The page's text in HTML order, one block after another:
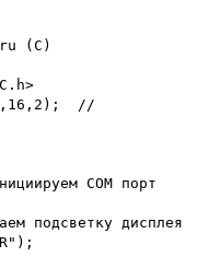
(С)
//
СОМ порт
подсветку дисплея